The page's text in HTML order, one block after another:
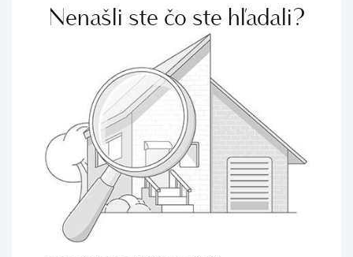
Nenašli ste čo ste hľadali?